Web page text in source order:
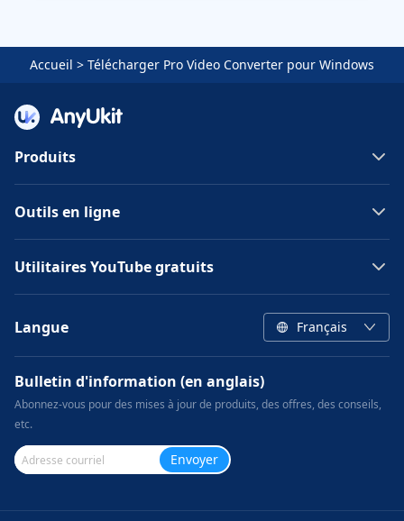
Accueil > Télécharger Pro Video Converter pour Windows
Produits
Outils en ligne
Utilitaires YouTube gratuits
Langue Français
Bulletin d'information (en anglais)
Abonnez-vous pour des mises à jour de produits, des offres, des conseils,
etc.
Envoyer